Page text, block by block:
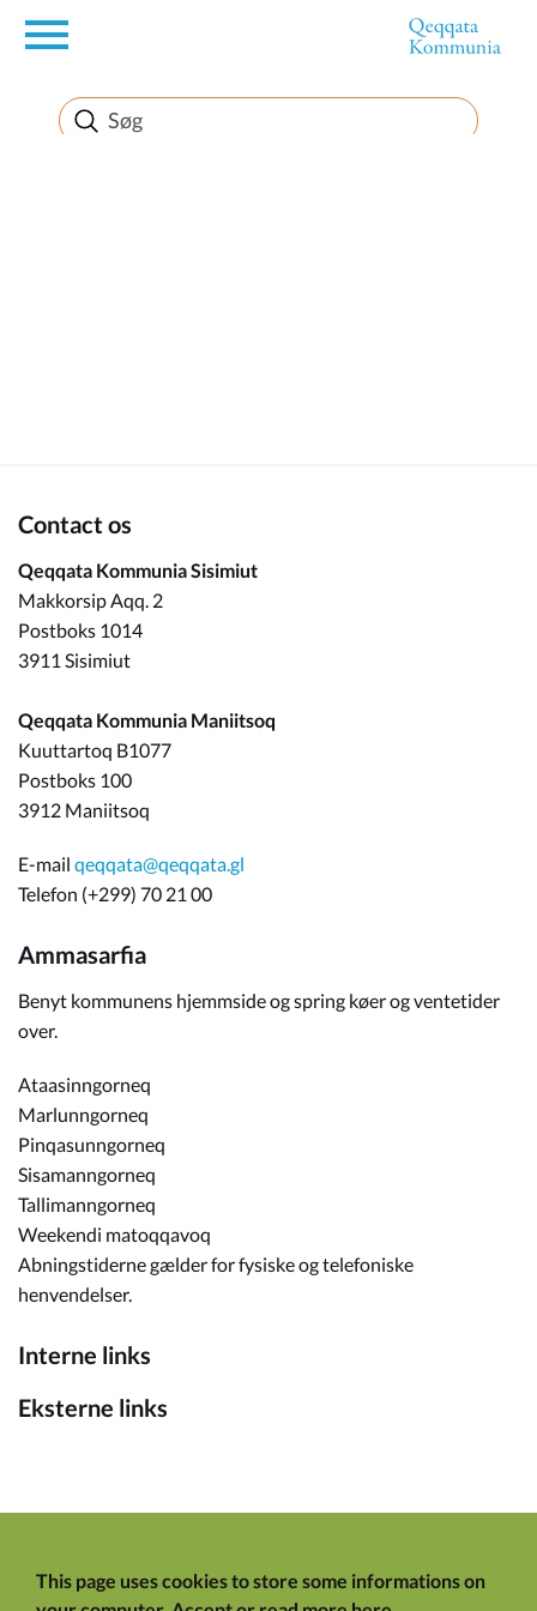
en
Borger
Kommuneplanen
Om_kommunen
Contact os
Qeqqata Kommunia Sisimiut
Makkorsip Aqq. 2
Postboks 1014
3911 Sisimiut
Qeqqata Kommunia Maniitsoq
Kuuttartoq B1077
Postboks 100
3912 Maniitsoq
E-mail qeqqata@qeqqata.gl
Telefon (+299) 70 21 00
Ammasarfia
Benyt kommunens hjemmside og spring køer og ventetider
over.
Ataasinngorneq
Marlunngorneq
Pinqasunngorneq
Sisamanngorneq
Tallimanngorneq
Weekendi matoqqavoq
Abningstiderne gælder for fysiske og telefoniske
henvendelser.
Interne links
Eksterne links
This page uses cookies to store some informations on